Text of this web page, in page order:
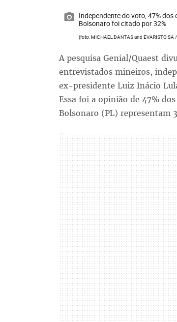
Independente do voto, 47%
Bolsonaro foi citado por 32%
(foto: MICHAEL DANTAS and EVARISTO SA
A pesquisa Genial/Quaest
entrevistados mineiros,
ex-presidente Luiz Inácio
Essa foi a opinião de 47%
Bolsonaro (PL) representam